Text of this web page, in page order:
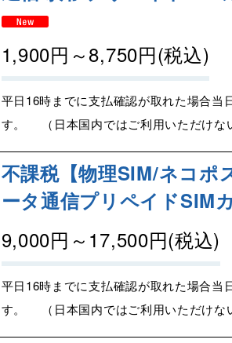
1,900円 ～8,750円(税込)
平日16時までに支払確認が取れた場合
す。 （日本国内ではご利用いただけな
不課税【物理SIM/ネコ
ータ通信プリペイドSIM
9,000円 ～17,500円(税込)
平日16時までに支払確認が取れた場合
す。 （日本国内ではご利用いただけな